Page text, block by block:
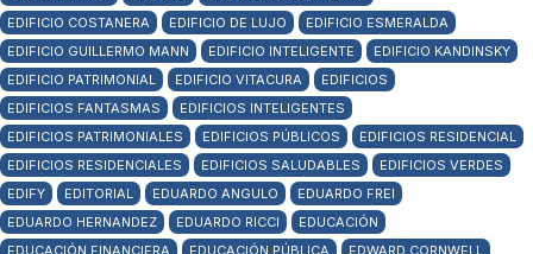
EDIFICIO COSTANERA
EDIFICIO DE LUJO
EDIFICIO ESMERALDA
EDIFICIO GUILLERMO MANN
EDIFICIO INTELIGENTE
EDIFICIO KANDINSKY
EDIFICIO PATRIMONIAL
EDIFICIO VITACURA
EDIFICIOS
EDIFICIOS FANTASMAS
EDIFICIOS INTELIGENTES
EDIFICIOS PATRIMONIALES
EDIFICIOS PÚBLICOS
EDIFICIOS RESIDENCIAL
EDIFICIOS RESIDENCIALES
EDIFICIOS SALUDABLES
EDIFICIOS VERDES
EDIFY
EDITORIAL EDUARDO ANGULO
EDUARDO FREI
EDUARDO HERNANDEZ
EDUARDO RICCI
EDUCACIÓN